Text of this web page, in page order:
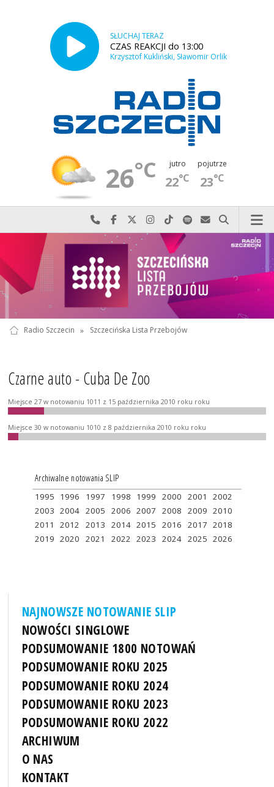
SŁUCHAJ TERAZ
CZAS REAKCJI do 13:00
Krzysztof Kukliński, Sławomir Orlik
26°C jutro
22°C
pojutrze
23°C
Najlepiej po prostu do nas zadzwoń
Odwiedź nas na Facebook-u
Odwiedź nas na X
Odwiedź nas na Instagram-ie
Odwiedź nas na TikTok-u
Szukaj nas na Spotify
Wyślij do nas
Szukaj
Radio Szczecin » Szczecińska Lista Przebojów
Czarne auto - Cuba De Zoo
Miejsce 27 w notowaniu 1011 z 15 października 2010 roku roku
Miejsce 30 w notowaniu 1010 z 8 października 2010 roku roku
Archiwalne notowania SLIP
1995 1996 1997 1998 1999 2000 2001
2002
2003 2004 2005 2006 2007 2008 2009 2010
2011
2012 2013 2014 2015 2016 2017 2018
2019 2020 2021 2022 2023 2024 2025 2026
NAJNOWSZE NOTOWANIE SLIP
NOWOŚCI SINGLOWE
PODSUMOWANIE 1800 NOTOWAŃ
PODSUMOWANIE ROKU 2025
PODSUMOWANIE ROKU 2024
PODSUMOWANIE ROKU 2023
PODSUMOWANIE ROKU 2022
ARCHIWUM
O NAS
KONTAKT